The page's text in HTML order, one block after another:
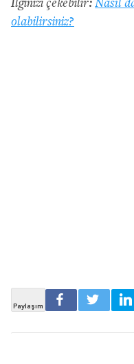
İlginizi çekebilir: Nasıl
olabilirsiniz?